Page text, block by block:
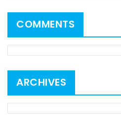
COMMENTS
ARCHIVES